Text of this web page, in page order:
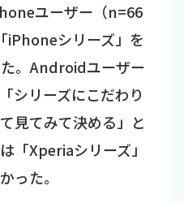
ユーザー（n=66
iPhoneシリーズ」を
。Androidユーザー
シリーズにこだわり
見てみて決める」と
「Xperiaシリーズ」
った。